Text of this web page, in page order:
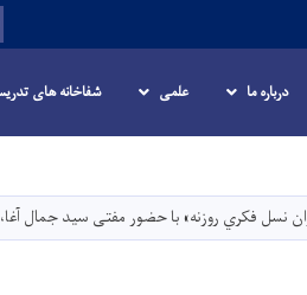
main
content
درباره ما علمی شفاخانه های
نسل فکري روزنه» با حضور مفتی سید جمال